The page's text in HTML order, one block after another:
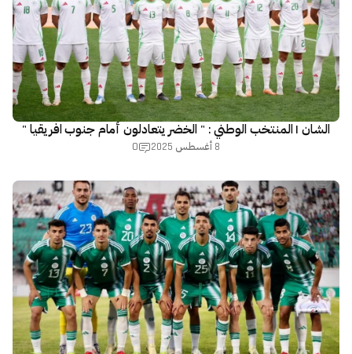
الشان | المنتخب الوطني : " الخضر يتعادلون أمام جنوب افريقيا "
8 أغسطس 2025 0